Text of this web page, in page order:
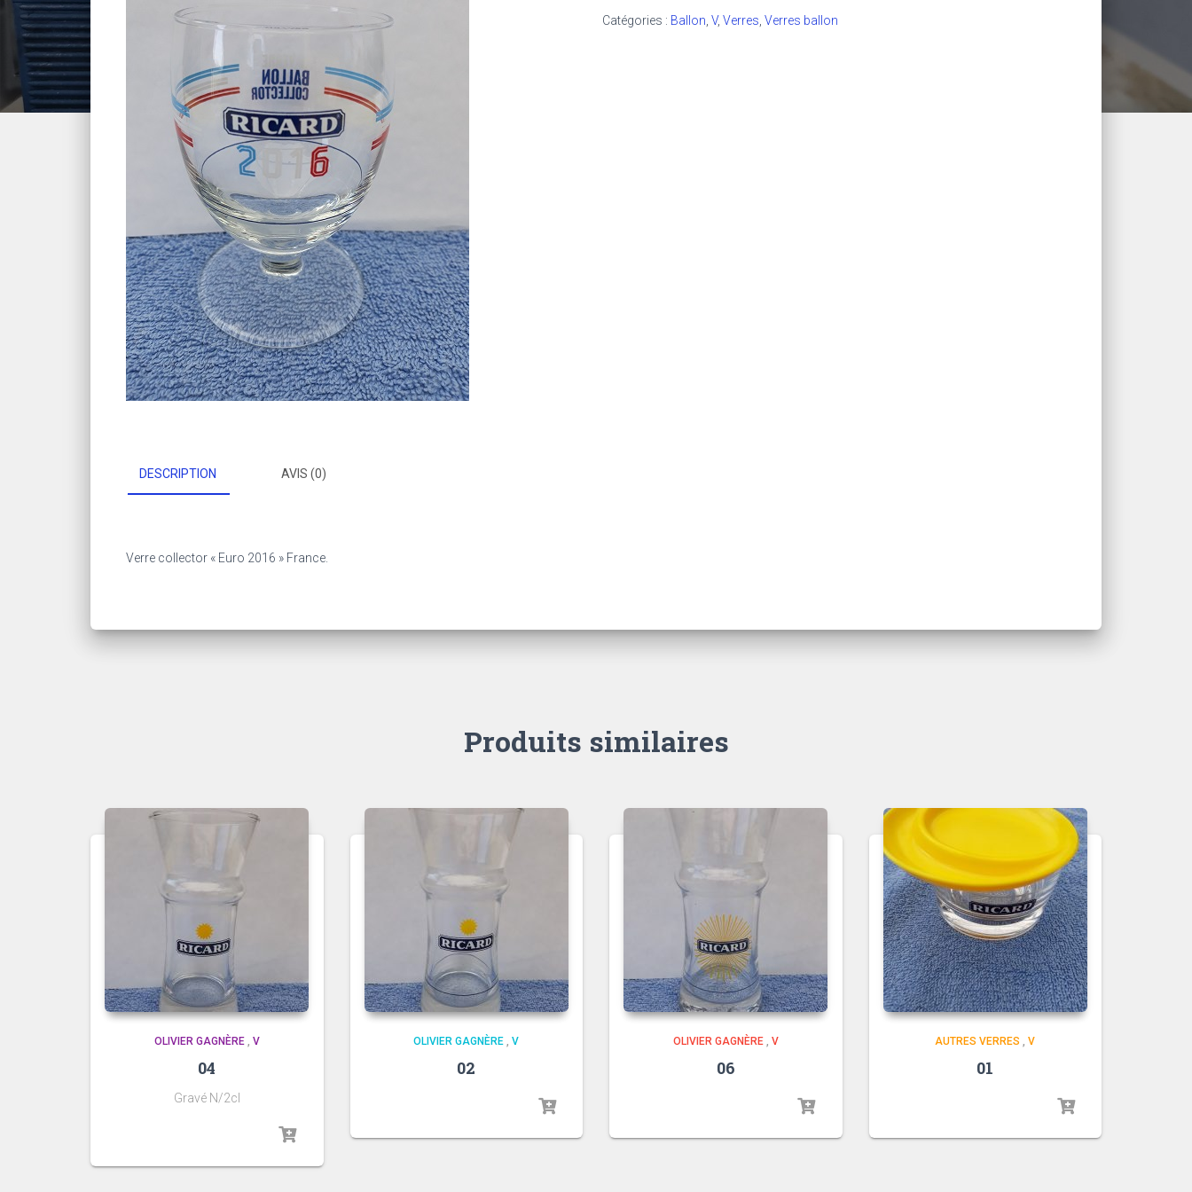
Catégories : Ballon V, Verres Verres ballon
DESCRIPTION AVIS (0)
Verre collector « Euro 2016 » France.
Produits similaires
OLIVIER GAGNÈRE, V
04
Gravé N/2cl
OLIVIER GAGNÈRE ,V
02
OLIVIER GAGNÈRE, V
06
AUTRES VERRES ,V
01